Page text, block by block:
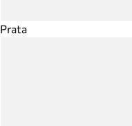
Prata